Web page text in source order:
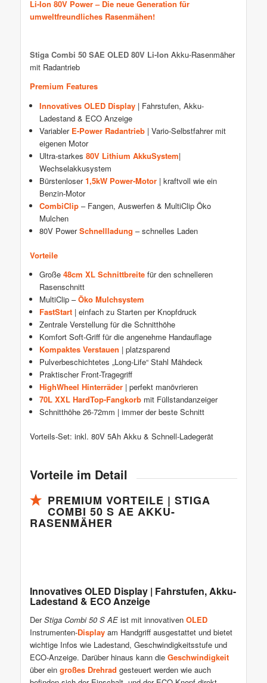
Li-Ion 80V Power – Die neue Generation für
umweltfreundliches Rasenmähen!
Stiga Combi 50 SAE OLED 80V Li-Ion Akku-Rasenmäher
mit Radantrieb
Premium Features
Innovatives OLED Display | Fahrstufen, Akku-
Ladestand & ECO Anzeige
Variabler E-Power Radantrieb | Vario-Selbstfahrer mit
eigenen Motor
Ultra-starkes80V Lithium AkkuSystem|
Wechselakkusystem
Bürstenloser1,5kW Power-Motor | kraftvoll wie ein
Benzin-Motor
CombiClip – Fangen, Auswerfen & MultiClip Öko
Mulchen
80V PowerSchnellladung – schnelles Laden
Vorteile
Große48cm XL Schnittbreite für den schnelleren
Rasenschnitt
MultiClip –Öko Mulchsystem
FastStart | einfach zu Starten per Knopfdruck
Zentrale Verstellung für die Schnitthöhe
Komfort Soft-Griff für die angenehme Handauflage
Kompaktes Verstauen | platzsparend
Pulverbeschichtetes „Long-Life“ Stahl Mähdeck
Praktischer Front-Tragegriff
HighWheel Hinterräder | perfekt manövrieren
70L XXL HardTop-Fangkorb mit Füllstandanzeiger
Schnitthöhe 26-72mm | immer der beste Schnitt
Vorteils-Set: inkl. 80V 5Ah Akku & Schnell-Ladegerät
Vorteile im Detail
PREMIUM VORTEILE | STIGA
COMBI 50 S AE AKKU-
RASENMÄHER
Innovatives OLED Display | Fahrstufen, Akku-
Ladestand & ECO Anzeige
DerStiga Combi 50 S AEist mit innovativen OLED
Instrumenten-Displayam Handgriff ausgestattet und bietet
wichtige Infos wie Ladestand, Geschwindigkeitsstufe und
ECO-Anzeige. Darüber hinaus kann die Geschwindigkeit
über ein großes Drehrad gesteuert werden wie auch